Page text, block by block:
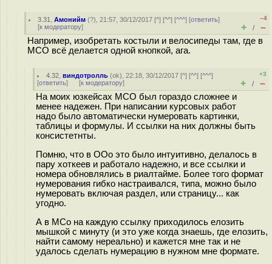
3.31 ,Амонийм (?), 21:57, 30/12/2017 [^] [^^] [^^^] [ответить]
[к модератору]
–4
+ / –
Например, изобретать костыли и велосипеды там, где в
МСО всё делается одной кнопкой, ага.
4.32 ,виндотролль (ok), 22:18, 30/12/2017 [^] [^^] [^^^]
[ответить] [к модератору]
+3
+ / –
На моих юзкейсах МСО был гораздо сложнее и
менее надежен. При написании курсовых работ
надо было автоматически нумеровать картинки,
таблицы и формулы. И ссылки на них должны быть
консистетнты.
Помню, что в ООо это было интуитивно, делалось в
пару хоткеев и работало надежно, и все ссылки и
номера обновлялись в риалтайме. Более того формат
нумерования гибко настраивался, типа, можно было
нумеровать включая раздел, или страницу... как
угодно.
А в МСо на каждую ссылку приходилось елозить
мышкой с минуту (и это уже когда знаешь, где елозить,
найти самому нереально) и кажется мне так и не
удалось сделать нумерацию в нужном мне формате.